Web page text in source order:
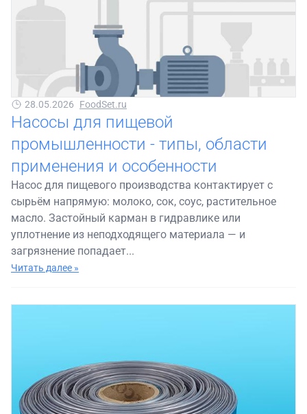
28.05.2026 FoodSet.ru
Насосы для пищевой
промышленности - типы, области
применения и особенности
Насос для пищевого производства контактирует с
сырьём напрямую: молоко, сок, соус, растительное
масло. Застойный карман в гидравлике или
уплотнение из неподходящего материала — и
загрязнение попадает...
Читать далее »